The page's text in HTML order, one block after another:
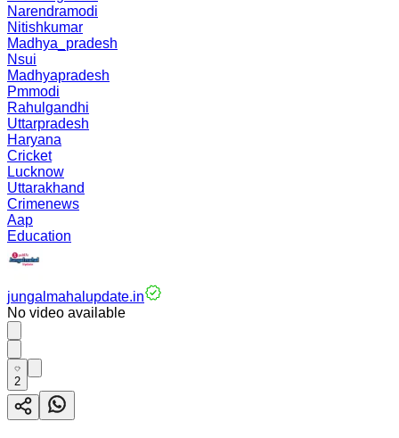
Narendramodi
Nitishkumar
Madhya_pradesh
Nsui
Madhyapradesh
Pmmodi
Rahulgandhi
Uttarpradesh
Haryana
Cricket
Lucknow
Uttarakhand
Crimenews
Aap
Education
jungalmahalupdate.in
No video available
2